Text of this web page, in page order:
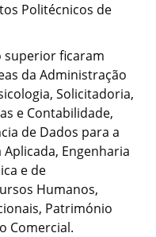
Politécnicos de
superior ficaram
da Administração
Solicitadoria,
e Contabilidade,
de Dados para a
Engenharia
e de
Humanos,
Património
Comercial.